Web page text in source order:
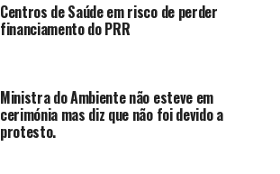
Centros de Saúde em risco de perder
financiamento do PRR
Ministra do Ambiente não esteve em
cerimónia mas diz que não foi devido a
protesto.